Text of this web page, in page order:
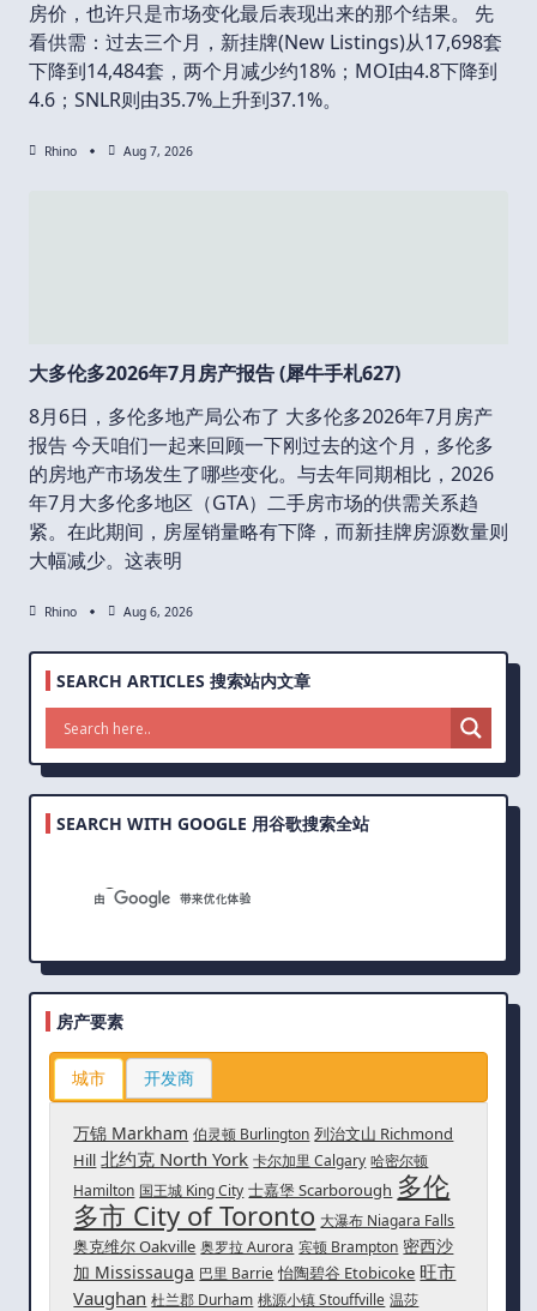
房价，也许只是市场变化最后表现出来的那个结果。 先
看供需：过去三个月，新挂牌(New Listings)从17,698套
下降到14,484套，两个月减少约18%；MOI由4.8下降到
4.6；SNLR则由35.7%上升到37.1%。
Rhino Aug 7, 2026
大多伦多2026年7月房产报告 (犀牛手札627)
8月6日，多伦多地产局公布了 大多伦多2026年7月房产
报告 今天咱们一起来回顾一下刚过去的这个月，多伦多
的房地产市场发生了哪些变化。与去年同期相比，2026
年7月大多伦多地区（GTA）二手房市场的供需关系趋
紧。在此期间，房屋销量略有下降，而新挂牌房源数量则
大幅减少。这表明
Rhino Aug 6, 2026
SEARCH ARTICLES 搜索站内文章
SEARCH WITH GOOGLE 用谷歌搜索全站
房产要素
城市 开发商
万锦 Markham 伯灵顿 Burlington 列治文山 Richmond
Hill 北约克 North York 卡尔加里 Calgary 哈密尔顿
Hamilton 国王城 King City 士嘉堡 Scarborough 多伦
多市 City of Toronto 大瀑布 Niagara Falls
奥克维尔 Oakville 奥罗拉 Aurora 宾顿 Brampton 密西沙
加 Mississauga 巴里 Barrie 怡陶碧谷 Etobicoke 旺市
Vaughan 杜兰郡 Durham 桃源小镇 Stouffville 温莎